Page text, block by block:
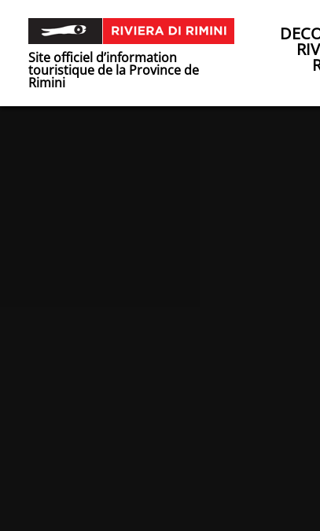
Site officiel d’information
touristique de la Province de
Rimini